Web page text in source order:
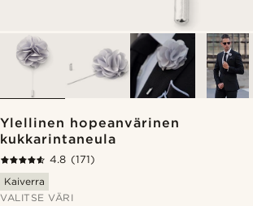
Ylellinen hopeanvärinen
kukkarintaneula
4.8 (171)
Kaiverra
VALITSE VÄRI